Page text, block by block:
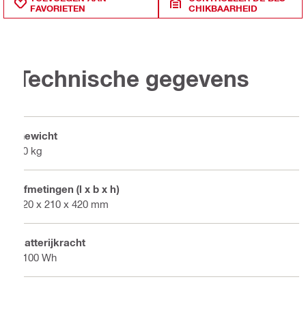
FAVORIETEN
CHIKBAARHEID
Technische gegevens
Gewicht
20 kg
Afmetingen (l x b x h)
420 x 210 x 420 mm
Batterijkracht
2100 Wh